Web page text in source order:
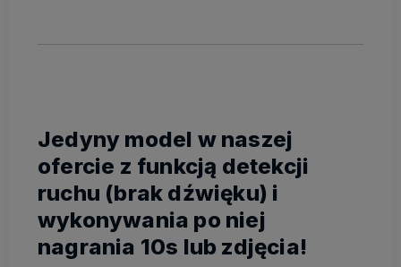
Jedyny model w naszej
ofercie z funkcją detekcji
ruchu (brak dźwięku) i
wykonywania po niej
nagrania 10s lub zdjęcia!